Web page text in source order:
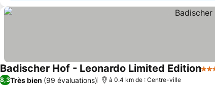
Badischer Hof - Leonardo Limited Edition4
8,3Très bien (99 évaluations) à 0.4 km de : Centre-ville